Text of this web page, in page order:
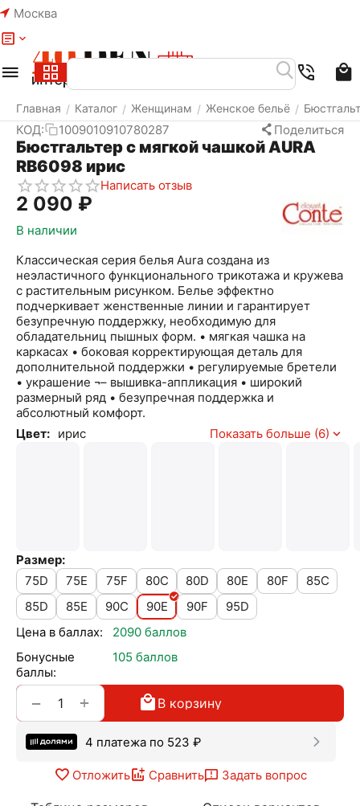
Москва
Главная / Каталог / Женщинам / Женское бельё /
КОД: 1009010910780287 Поделиться
Бюстгальтер с мягкой чашкой AURA
RB6098 ирис
Написать отзыв
2 090 ₽
В наличии
Классическая серия белья Aura создана из
неэластичного функционального трикотажа и кружева
с растительным рисунком. Белье эффектно
подчеркивает женственные линии и гарантирует
безупречную поддержку, необходимую для
обладательниц пышных форм. • мягкая чашка на
каркасах • боковая корректирующая деталь для
дополнительной поддержки • регулируемые бретели
• украшение ¬– вышивка-аппликация • широкий
размерный ряд • безупречная поддержка и
абсолютный комфорт.
Цвет: ирис Показать больше (6)
Размер:
75D
75E 75F 80C 80D 80E 80F
85C
85D
85E 90C 90E 90F
95D
Цена в баллах:
2090 баллов
Бонусные
баллы:
105 баллов
+
− В корзину
4 платежа по 523 ₽
Отложить Сравнить Задать вопрос
Меню